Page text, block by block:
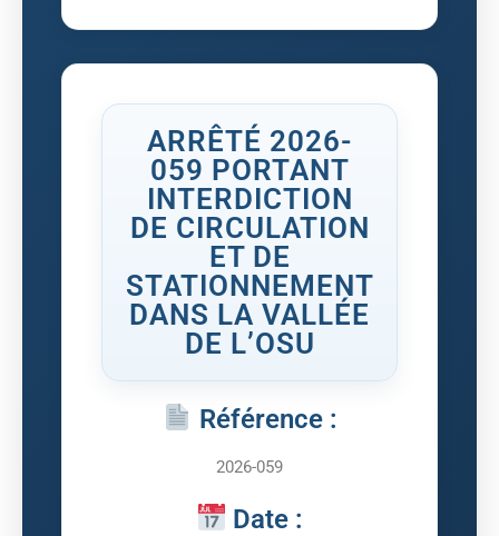
ARRÊTÉ 2026-
059 PORTANT
INTERDICTION
DE CIRCULATION
ET DE
STATIONNEMENT
DANS LA VALLÉE
DE L’OSU
Référence :
2026-059
Date :